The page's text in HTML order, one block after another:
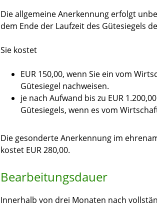
Die allgemeine Anerkennung erfolgt
dem Ende der Laufzeit des Gütesiegels
Sie kostet
EUR 150,00, wenn Sie ein vom
Gütesiegel nachweisen.
je nach Aufwand bis zu EUR
Gütesiegels, wenn es vom
Die gesonderte Anerkennung im
kostet EUR 280,00.
Bearbeitungsdauer
Innerhalb von drei Monaten nach